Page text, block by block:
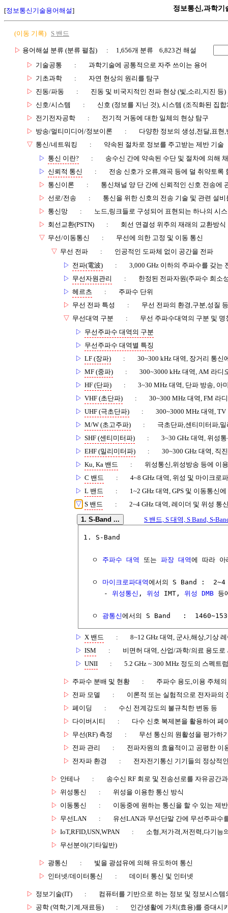
[정보통신기술용어해설] 정보통신,과학기
(이동 기록) S 밴드
▷ 용어해설 분류 (분류 펼침)
: 1,656개 분류 6,823건 해설
▷ 기술공통 :
과학기술에 공통적으로 자주 쓰이는 용어
▷ 기초과학 :
자연 현상의 원리를 탐구
▷ 진동/파동 :
진동 및 비국지적인 전파 현상 (빛,소리,지진 등)
▷ 신호/시스템 :
신호 (정보를 지닌 것), 시스템 (조직화된 집합
▷ 전기전자공학 :
전기적 거동에 대한 일체의 현상 탐구
▷ 방송/멀티미디어/정보이론 :
다양한 정보의 생성,전달,표현
▽ 통신/네트워킹 :
약속된 절차로 정보를 주고받는 제반 기술
▷ 통신 이란? :
송수신 간에 약속된 수단 및 절차에 의해
▷ 신뢰적 통신 :
전송 신호가 오류,왜곡 등에 덜 취약토록
▷ 통신이론 :
통신채널 양 단 간에 신뢰적인 신호 전송에
▷ 선로/전송 :
통신을 위한 신호의 전송 기술 및 관련 설비
▷ 통신망 :
노드,링크들로 구성되어 표현되는 하나의 시
▷ 회선교환(PSTN) :
회선 연결성 위주의 재래의 교환방식
▽ 무선/이동통신 :
무선에 의한 고정 및 이동 통신
▽ 무선 전파 :
인공적인 도파체 없이 공간을 전파
▷ 전파(電波) :
3,000 GHz 이하의 주파수를 갖는
▷ 무선자원관리 :
한정된 전파자원(주파수 희소
▷ 헤르츠 :
주파수 단위
▷ 무선 전파 특성 :
무선 전파의 환경,구분,성질 등
▽ 무선대역 구분 :
무선 주파수대역의 구분 및 명
▷ 무선주파수 대역의 구분
▷ 무선주파수 대역별 특징
▷ LF (장파) :
30~300 kHz 대역, 장거리 통신
▷ MF (중파) :
300~3000 kHz 대역, AM 라디
▷ HF (단파) :
3~30 MHz 대역, 단파 방송, 아
▷ VHF (초단파) :
30~300 MHz 대역, FM 라
▷ UHF (극초단파) :
300~3000 MHz 대역,
▷ M/W (초고주파) :
극초단파,센티미터파,
▷ SHF (센티미터파) :
3~30 GHz 대역, 위성
▷ EHF (밀리미터파) :
30~300 GHz 대역, 직
▷ Ku, Ka 밴드 :
위성통신,위성방송 등에 이
▷ C 밴드 :
4~8 GHz 대역, 위성 및 마이크로
▷ L 밴드 :
1~2 GHz 대역, GPS 및 이동통신
▽ S 밴드 :
2~4 GHz 대역, 레이더 및 위성 통
1. S-Band ...
S 밴드, S 대역, S Band, S-
1. S-Band
  ㅇ
주파수 대역 또는 파장 대역에 따라 아
  ㅇ
마이크로파대역에서의 S Band :
     -
위성통신 , 위성 IMT, 위성 DMB 등
  ㅇ
광통신에서의 S Band   :
▷ X 밴드 :
8~12 GHz 대역, 군사,해상,기상
▷ ISM :
비면허 대역, 산업/과학/의료 용도로
▷ UNII : 5.2 GHz ~ 300 MHz 정도의 스펙트
▷ 주파수 분배 및 현황 :
주파수 용도,이용 주체
▷ 전파 모델 :
이론적 또는 실험적으로 전자파의
▷ 페이딩 :
수신 전계강도의 불규칙한 변동 등
▷ 다이버시티 :
다수 신호 복제본을 활용하여 페
▷ 무선(RF) 측정 :
무선 통신의 원활성을 평가하
▷ 전파 관리 :
전파자원의 효율적이고 공평한 이
▷ 전자파 환경 : 전자전기통신 기기들의 정상적
▷ 안테나 :
송수신 RF 회로 및 전송선로를 자유공간
▷ 위성통신 :
위성을 이용한 통신 방식
▷ 이동통신 :
이동중에 원하는 통신을 할 수 있는 제
▷ 무선LAN :
유선LAN과 무선단말 간에 무선주파수
▷ IoT,RFID,USN,WPAN :
소형,저가격,저전력,다기능
▷ 무선분야(기타일반)
▷ 광통신 :
빛을 광섬유에 의해 유도하여 통신
▷ 인터넷/데이터통신 : 데이터 통신 및 인터넷
▷ 정보기술(IT) :
컴퓨터를 기반으로 하는 정보 및 정보시스템
▷ 공학 (역학,기계,재료등) : 인간생활에 가치(효용)를 증대시